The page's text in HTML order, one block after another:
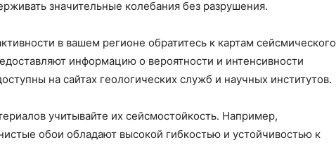
значительные колебания без разрушения.
в вашем регионе обратитесь к картам сейсмического
информацию о вероятности и интенсивности
на сайтах геологических служб и научных институтов.
учитывайте их сейсмостойкость. Например,
обои обладают высокой гибкостью и устойчивостью к